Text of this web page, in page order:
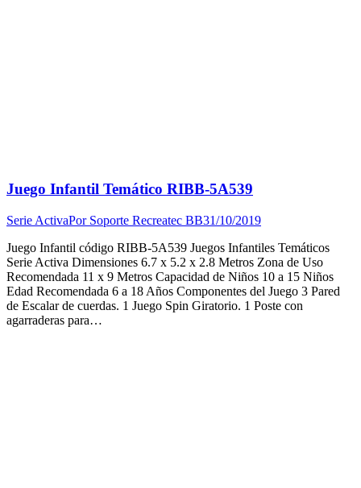
Juego Infantil Temático RIBB-5A539
Serie ActivaPor Soporte Recreatec BB31/10/2019
Juego Infantil código RIBB-5A539 Juegos Infantiles Temáticos
Serie Activa Dimensiones 6.7 x 5.2 x 2.8 Metros Zona de Uso
Recomendada 11 x 9 Metros Capacidad de Niños 10 a 15 Niños
Edad Recomendada 6 a 18 Años Componentes del Juego 3 Pared
de Escalar de cuerdas. 1 Juego Spin Giratorio. 1 Poste con
agarraderas para…